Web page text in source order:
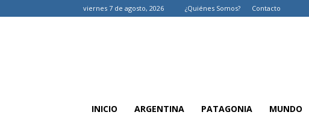
viernes 7 de agosto, 2026 ¿Quiénes Somos? Contacto
INICIO ARGENTINA PATAGONIA MUNDO